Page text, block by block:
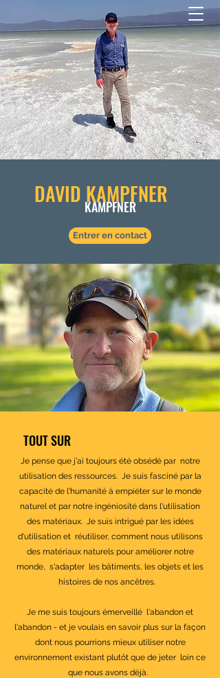
DAVID KAMPFNER
KAMPFNER
Entrer en contact
TOUT SUR
Je pense que j'ai toujours été obsédé par notre
utilisation des ressources. Je suis fasciné par la
capacité de l'humanité à empiéter sur le monde
naturel et par notre ingéniosité dans l'utilisation
des matériaux. Je suis intrigué par les idées
d'utilisation et réutiliser, comment nous utilisons
des matériaux naturels pour améliorer notre
monde, s'adapter les bâtiments, les objets et les
histoires de nos ancêtres.
Je me suis toujours émerveillé l'abandon et
l'abandon - et je voulais en savoir plus sur la façon
dont nous pourrions mieux utiliser notre
environnement existant plutôt que de jeter loin ce
que nous avons déjà.